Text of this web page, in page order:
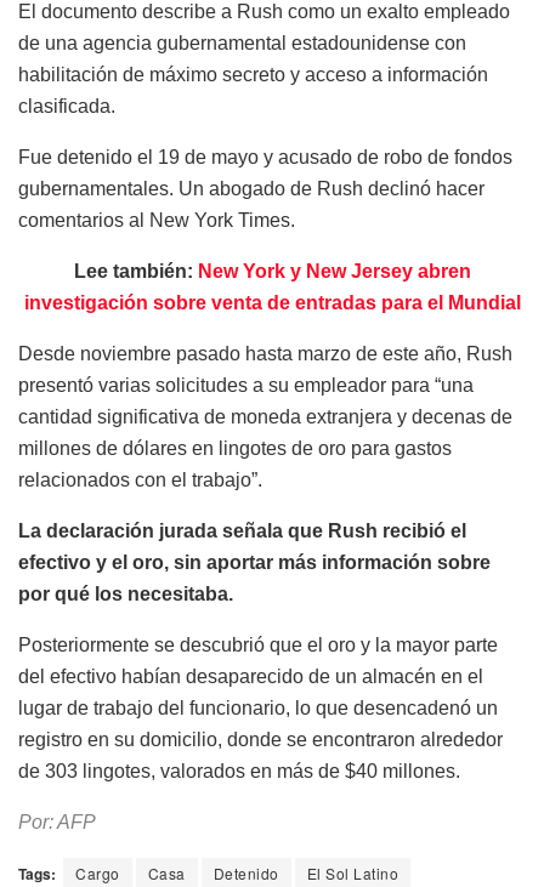
El documento describe a Rush como un exalto empleado
de una agencia gubernamental estadounidense con
habilitación de máximo secreto y acceso a información
clasificada.
Fue detenido el 19 de mayo y acusado de robo de fondos
gubernamentales. Un abogado de Rush declinó hacer
comentarios al New York Times.
Lee también: New York y New Jersey abren
investigación sobre venta de entradas para el Mundial
Desde noviembre pasado hasta marzo de este año, Rush
presentó varias solicitudes a su empleador para “una
cantidad significativa de moneda extranjera y decenas de
millones de dólares en lingotes de oro para gastos
relacionados con el trabajo”.
La declaración jurada señala que Rush recibió el
efectivo y el oro, sin aportar más información sobre
por qué los necesitaba.
Posteriormente se descubrió que el oro y la mayor parte
del efectivo habían desaparecido de un almacén en el
lugar de trabajo del funcionario, lo que desencadenó un
registro en su domicilio, donde se encontraron alrededor
de 303 lingotes, valorados en más de $40 millones.
Por: AFP
Tags: Cargo Casa Detenido
El Sol Latino